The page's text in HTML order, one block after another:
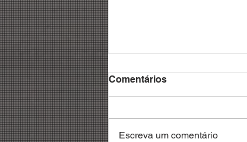
Comentários
Escreva um comentário